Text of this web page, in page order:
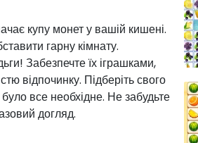
купу монет у вашій кишені.
гарну кімнату.
Забезпечте їх іграшками,
відпочинку. Підберіть свого
все необхідне. Не забудьте
догляд.